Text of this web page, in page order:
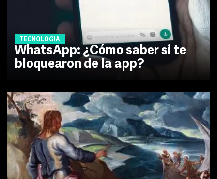
TECNOLOGÍA
WhatsApp: ¿Cómo saber si te
bloquearon de la app?